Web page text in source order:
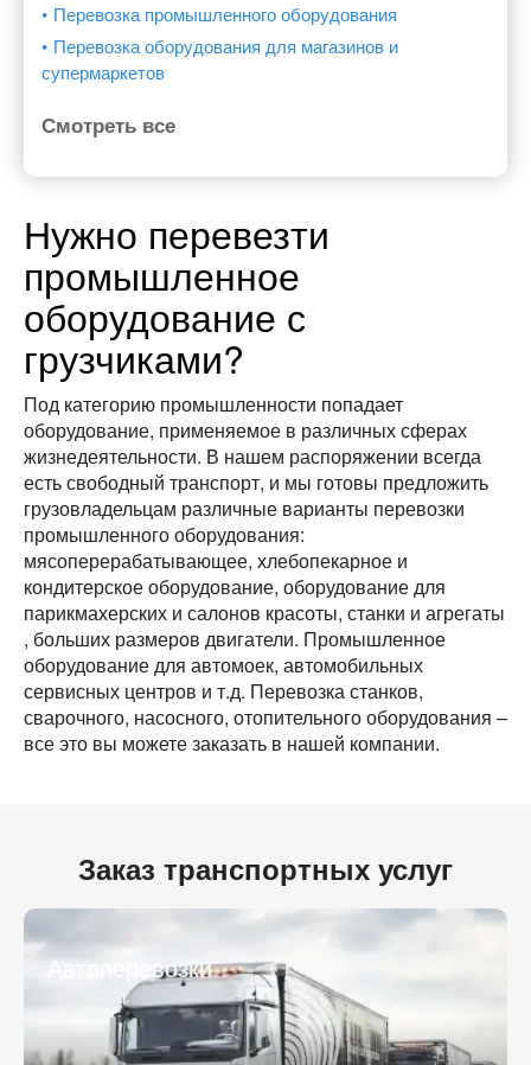
Перевозка промышленного оборудования
Перевозка оборудования для магазинов и
супермаркетов
Смотреть все
Нужно перевезти
промышленное
оборудование с
грузчиками?
Под категорию промышленности попадает
оборудование, применяемое в различных сферах
жизнедеятельности. В нашем распоряжении всегда
есть свободный транспорт, и мы готовы предложить
грузовладельцам различные варианты перевозки
промышленного оборудования:
мясоперерабатывающее, хлебопекарное и
кондитерское оборудование, оборудование для
парикмахерских и салонов красоты, станки и агрегаты
, больших размеров двигатели. Промышленное
оборудование для автомоек, автомобильных
сервисных центров и т.д. Перевозка станков,
сварочного, насосного, отопительного оборудования –
все это вы можете заказать в нашей компании.
Заказ транспортных услуг
Автоперевозки